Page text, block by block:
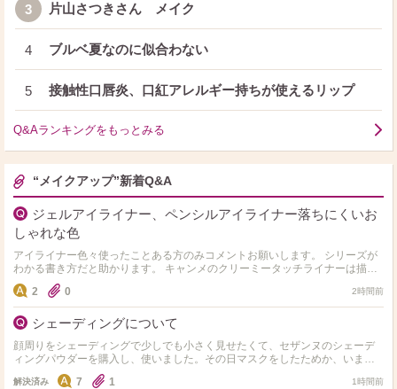
3 片山さつきさん メイク
4 ブルベ夏なのに似合わない
5 接触性口唇炎、口紅アレルギー持ちが使えるリップ
Q&Aランキングをもっとみる
“メイクアップ”新着Q&A
ジェルアイライナー、ペンシルアイライナー落ちにくいお
しゃれな色
アイライナー色々使ったことある方のみコメントお願いします。 シリーズが
わかる書き方だと助かります。 キャンメのクリーミータッチライナーは描き
やすいけどやはり落ちて汚くなってしまうことがありプチ…
2 0 2時間前
シェーディングについて
顔周りをシェーディングで少しでも小さく見せたくて、セザンヌのシェーデ
ィングパウダーを購入し、使いました。その日マスクをしたためか、いまい
ちよくわからなかったです。マスクにはついていなかったです。 …
解決済み 7 1 1時間前